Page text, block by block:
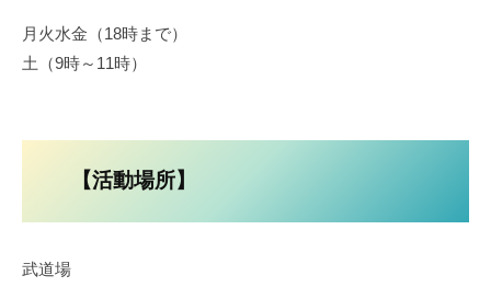
11
月
月火水金（18時まで）
土（9時～11時）
【活動場所】
武道場